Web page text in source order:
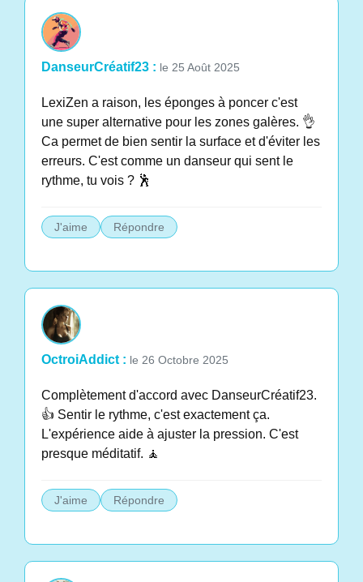
DanseurCréatif23 : le 25 Août 2025
LexiZen a raison, les éponges à poncer c'est
une super alternative pour les zones galères. 👌
Ca permet de bien sentir la surface et d'éviter les
erreurs. C'est comme un danseur qui sent le
rythme, tu vois ? 🕺
J'aime Répondre
OctroiAddict : le 26 Octobre 2025
Complètement d'accord avec DanseurCréatif23.
👍 Sentir le rythme, c'est exactement ça.
L'expérience aide à ajuster la pression. C'est
presque méditatif. 🧘
J'aime Répondre